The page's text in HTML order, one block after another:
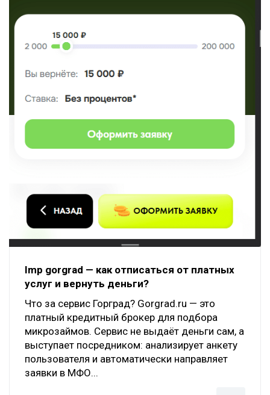
Imp gorgrad — как отписаться от платных
услуг и вернуть деньги?
Что за сервис Горград? Gorgrad.ru — это
платный кредитный брокер для подбора
микрозаймов. Сервис не выдаёт деньги сам, а
выступает посредником: анализирует анкету
пользователя и автоматически направляет
заявки в МФО...